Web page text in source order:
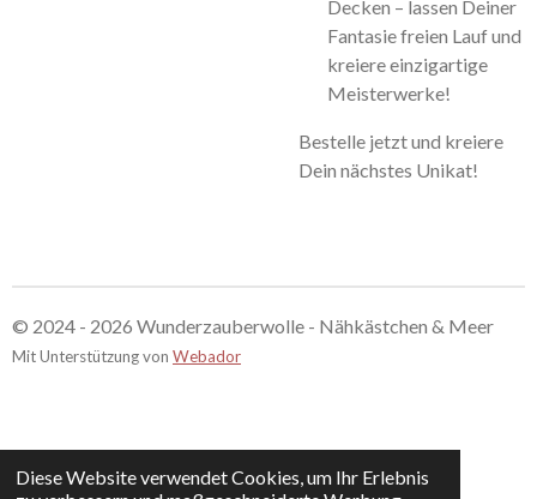
Diese Website verwendet Cookies, um Ihr Erlebnis
Decken – lassen Deiner
Fantasie freien Lauf und
kreiere einzigartige
Meisterwerke!
Bestelle jetzt und kreiere
Dein nächstes Unikat!
© 2024 - 2026 Wunderzauberwolle - Nähkästchen & Meer
Mit Unterstützung von Webador